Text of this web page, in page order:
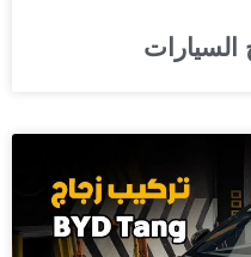
السيارات